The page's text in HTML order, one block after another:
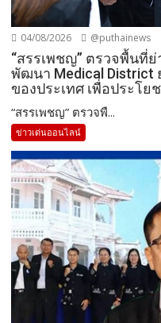
04/08/2026 @puthainews
“สรรเพชญ” ตรวจพื้นที่
พัฒนา Medical District
ของประเทศ เพื่อประโ
“สรรเพชญ” ตรวจพื...
ข่าวเด่นออนไลน์